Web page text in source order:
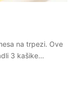
na trpezi. Ove
3 kašike…